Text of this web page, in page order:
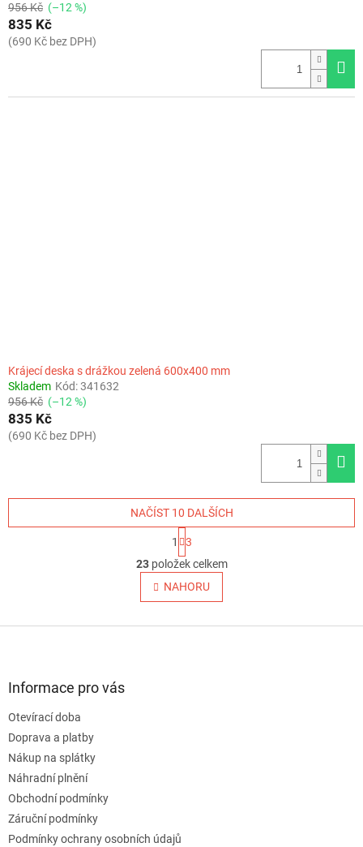
956 Kč (–12 %)
835 Kč
(690 Kč bez DPH)
Krájecí deska s drážkou zelená 600x400 mm
Skladem Kód:341632
956 Kč (–12 %)
835 Kč
(690 Kč bez DPH)
O
v
l
á
u
NAČÍST 10 DALŠÍCH
t
r
á
n
k
v
1
3
23položek celkem
NAHORU
Informace pro vás
Otevírací doba
Doprava a platby
Nákup na splátky
Náhradní plnění
Obchodní podmínky
Záruční podmínky
Podmínky ochrany osobních údajů